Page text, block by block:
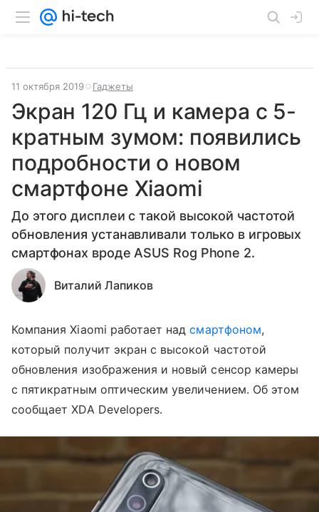
11 октября 2019 Гаджеты
Экран 120 Гц и камера с 5-
кратным зумом: появились
подробности о новом
смартфоне Xiaomi
До этого дисплеи с такой высокой частотой
обновления устанавливали только в игровых
смартфонах вроде ASUS Rog Phone 2.
Виталий Лапиков
Компания Xiaomi работает надсмартфоном,
который получит экран с высокой частотой
обновления изображения и новый сенсор камеры
с пятикратным оптическим увеличением. Об этом
сообщает XDA Developers.